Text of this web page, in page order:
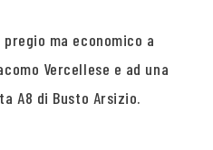
pregio ma economico a
Vercellese e ad una
A8 di Busto Arsizio.